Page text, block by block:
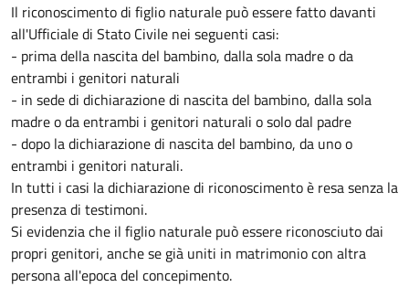
Il riconoscimento di figlio naturale può essere fatto davanti
all'Ufficiale di Stato Civile nei seguenti casi:
- prima della nascita del bambino, dalla sola madre o da
entrambi i genitori naturali
- in sede di dichiarazione di nascita del bambino, dalla sola
madre o da entrambi i genitori naturali o solo dal padre
- dopo la dichiarazione di nascita del bambino, da uno o
entrambi i genitori naturali.
In tutti i casi la dichiarazione di riconoscimento è resa senza la
presenza di testimoni.
Si evidenzia che il figlio naturale può essere riconosciuto dai
propri genitori, anche se già uniti in matrimonio con altra
persona all'epoca del concepimento.